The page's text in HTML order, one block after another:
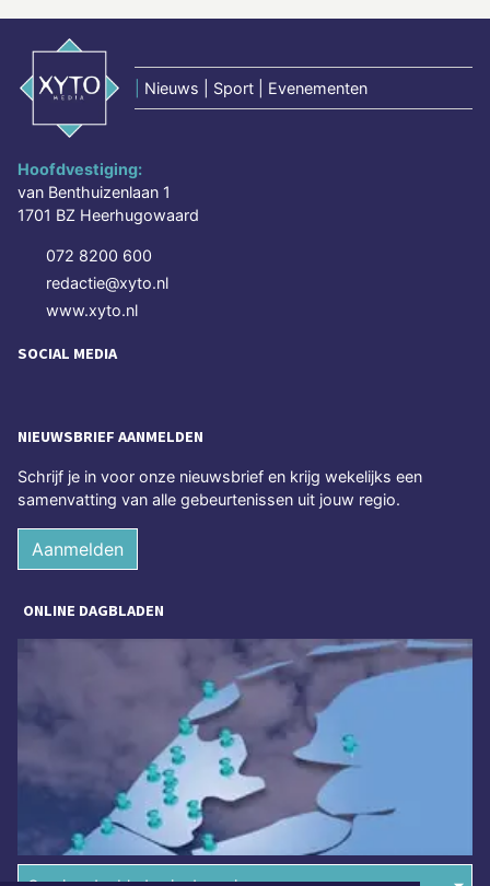
Nieuws | Sport | Evenementen
Hoofdvestiging:
van Benthuizenlaan 1
1701 BZ Heerhugowaard
072 8200 600
redactie@xyto.nl
www.xyto.nl
SOCIAL MEDIA
NIEUWSBRIEF AANMELDEN
Schrijf je in voor onze nieuwsbrief en krijg wekelijks een
samenvatting van alle gebeurtenissen uit jouw regio.
Aanmelden
ONLINE DAGBLADEN